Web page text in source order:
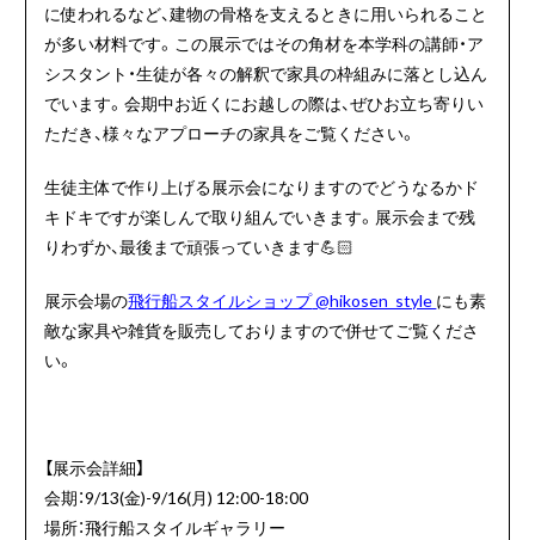
に使われるなど、建物の骨格を支えるときに用いられること
が多い材料です。この展示ではその角材を本学科の講師・ア
シスタント・生徒が各々の解釈で家具の枠組みに落とし込ん
でいます。会期中お近くにお越しの際は、ぜひお立ち寄りい
ただき、様々なアプローチの家具をご覧ください。
生徒主体で作り上げる展示会になりますのでどうなるかド
キドキですが楽しんで取り組んでいきます。展示会まで残
りわずか、最後まで頑張っていきます💪🏻
展示会場の飛行船スタイルショップ@hikosen_style にも素
敵な家具や雑貨を販売しておりますので併せてご覧くださ
い。
【展示会詳細】
会期：9/13(金)-9/16(月) 12:00-18:00
場所：飛行船スタイルギャラリー